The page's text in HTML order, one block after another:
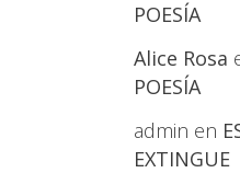
POESÍA
Alice Rosa
POESÍA
admin en
EXTINGUE